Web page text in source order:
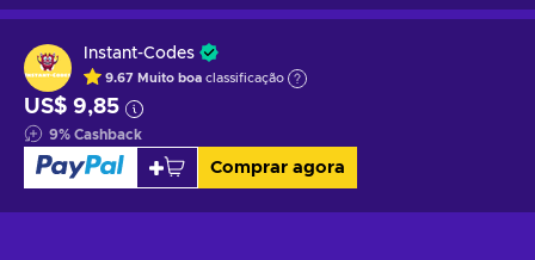
Instant-Codes
9.67 Muito boa classificação
US$ 9,85
9% Cashback
Comprar agora